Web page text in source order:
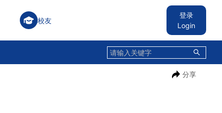
校友
登录
Login
分享